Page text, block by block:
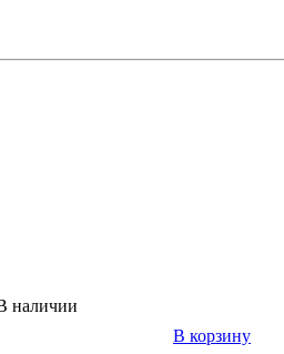
наличии
В корзину